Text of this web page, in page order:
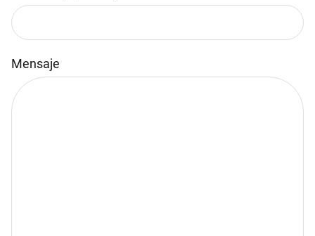
Por favor, deja este campo vacío.
Mensaje